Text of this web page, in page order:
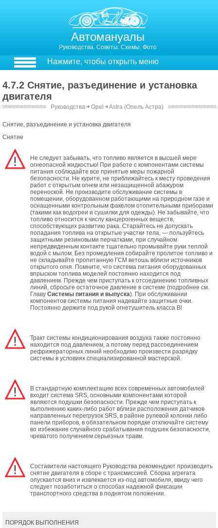
Автомануалы
Руководства. Советы. Схемы. Фото
Нажмите, чтобы открыть меню
4.7.2 Снятие, разъединение и установка
двигателя
Руководства ￫ Opel ￫Astra (Опель Астра)
Снятие, разъединение и установка двигателя
Снятие
Не следует забывать, что топливо является в высшей мере
огнеопасной жидкостью! При работе с компонентами системы
питания соблюдайте все принятые меры пожарной
безопасности. Не курите, не приближайтесь к месту проведения
работ с открытым огнем или незащищенной абажуром
переноской. Не производите обслуживание системы в
помещении, оборудованном работающими на природном газе и
оснащенными контрольным факелом отопительными приборами
(такими как водогреи и сушилки для одежды). Не забывайте, что
топливо относится к числу канцерогенных веществ,
способствующих развитию рака. Старайтесь не допускать
попадания топлива на открытые участки тела, — пользуйтесь
защитными резиновыми перчатками, при случайном
непредвиденным контакте тщательно промывайте руки теплой
водой с мылом. Без промедления собирайте пролитое топливо и
не складывайте пропитанную ГСМ ветошь вблизи источников
открытого огня. Помните, что система питания оборудованных
впрыском топлива моделей постоянно находится под
давлением. Прежде чем приступать к отсоединению топливных
линий, сбросьте остаточное давление в системе (подробнее см.
Главу Системы питания и выпуска). При обслуживании
компонентов системы питания надевайте защитные очки.
Постоянно держите под рукой огнетушитель класса В!
Тракт системы кондиционирования воздуха также постоянно
находится под давлением, а потому перед рассоединением
рефрижераторных линий необходимо произвести разрядку
системы в условиях специализированной мастерской.
В стандартную комплектацию всех современных автомобилей
входит система SRS, основными компонентами которой
являются подушки безопасности. Прежде чем приступать к
выполнению каких-либо работ вблизи расположения датчиков
направленных перегрузок SRS, в районе рулевой колонки либо
панели приборов, в обязательном порядке отключайте систему
во избежание случайного срабатывания подушек безопасности,
чреватого получением серьезных травм.
Составители настоящего Руководства рекомендуют производить
снятие двигателя в сборе с трансмиссией. Сборка агрегата
опускается вниз и извлекается из-под автомобиля, ввиду чего
следует позаботиться о способах надежной фиксации
транспортного средства в поднятом положении.
ПОРЯДОК ВЫПОЛНЕНИЯ